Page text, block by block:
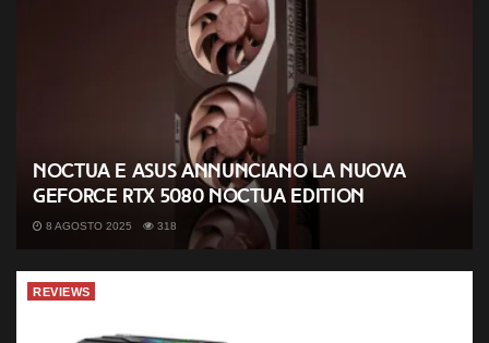
Noctua e ASUS annunciano la nuova
GeForce RTX 5080 Noctua Edition
8 AGOSTO 2025 318
REVIEWS